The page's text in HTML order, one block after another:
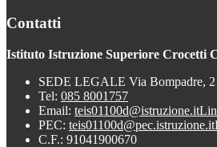
Contatti
Istituto Istruzione Superiore Crocetti
SEDE LEGALE Via Bompadre,
Tel: 085 8001757
Email: teis01100d@istruzione.it
PEC: teis01100d@pec.istruzione.it
C.F.: 91041900670